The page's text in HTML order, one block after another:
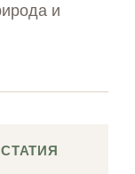
и